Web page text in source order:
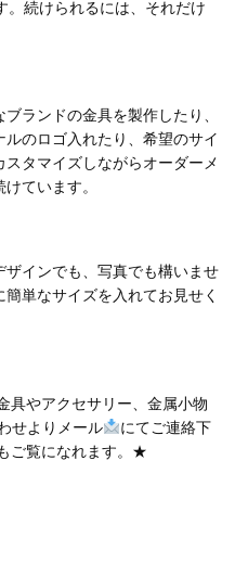
。続けられるには、それだけ
ランドの金具を製作したり、
のロゴ入れたり、希望のサイ
タマイズしながらオーダーメ
ています。
ザインでも、写真でも構いませ
単なサイズを入れてお見せく
具やアクセサリー、金属小物
せよりメール
にてご連絡下
ご覧になれます。★